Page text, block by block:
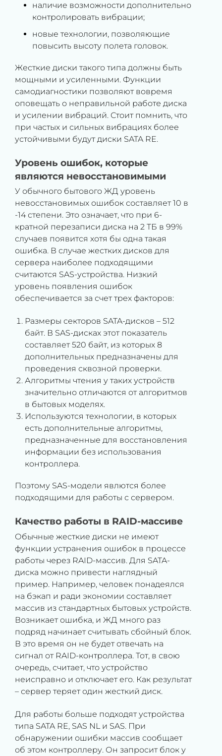
наличие возможности дополнительно
контролировать вибрации;
новые технологии, позволяющие
повысить высоту полета головок.
Жесткие диски такого типа должны быть
мощными и усиленными. Функции
самодиагностики позволяют вовремя
оповещать о неправильной работе диска
и усилении вибраций. Стоит помнить, что
при частых и сильных вибрациях более
устойчивыми будут диски SATA RE.
Уровень ошибок, которые
являются невосстановимыми
У обычного бытового ЖД уровень
невосстановимых ошибок составляет 10 в
-14 степени. Это означает, что при 6-
кратной перезаписи диска на 2 ТБ в 99%
случаев появится хотя бы одна такая
ошибка. В случае жестких дисков для
сервера наиболее подходящими
считаются SAS-устройства. Низкий
уровень появления ошибок
обеспечивается за счет трех факторов:
Размеры секторов SATA-дисков – 512
байт. В SAS-дисках этот показатель
составляет 520 байт, из которых 8
дополнительных предназначены для
проведения сквозной проверки.
Алгоритмы чтения у таких устройств
значительно отличаются от алгоритмов
в бытовых моделях.
Используются технологии, в которых
есть дополнительные алгоритмы,
предназначенные для восстановления
информации без использования
контроллера.
Поэтому SAS-модели явлются более
подходящими для работы с сервером.
Качество работы в RAID-массиве
Обычные жесткие диски не имеют
функции устранения ошибок в процессе
работы через RAID-массив. Для SATA-
диска можно привести наглядный
пример. Например, человек понадеялся
на бэкап и ради экономии составляет
массив из стандартных бытовых устройств.
Возникает ошибка, и ЖД много раз
подряд начинает считывать сбойный блок.
В это время он не будет отвечать на
сигнал от RAID-контроллера. Тот, в свою
очередь, считает, что устройство
неисправно и отключает его. Как результат
– сервер теряет один жесткий диск.
Для работы больше подходят устройства
типа SATA RE, SAS NL и SAS. При
обнаружении ошибки массив сообщает
об этом контроллеру. Он запросит блок у